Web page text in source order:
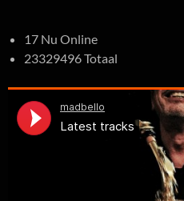
17 Nu Online
23329496 Totaal